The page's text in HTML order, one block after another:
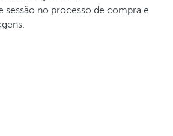
sessão no processo de compra e